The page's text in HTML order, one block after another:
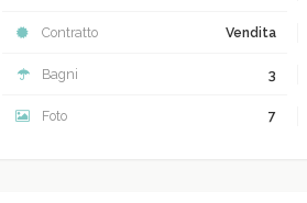
Contratto Vendita
Bagni 3
Foto 7